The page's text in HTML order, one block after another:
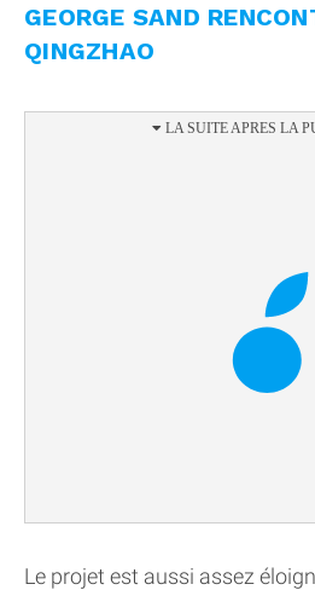
GEORGE SAND
QINGZHAO
Le projet est aussi assez